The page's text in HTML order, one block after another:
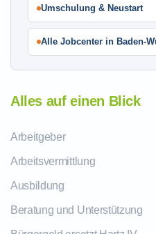
Umschulung & Neustart
Alle Jobcenter in Baden-
Alles auf einen Blick
Arbeitgeber
Arbeitsvermittlung
Ausbildung
Beratung und Unterstützung